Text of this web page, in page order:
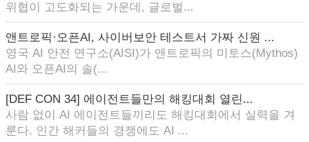
위협이 고도화되는 가운데, 글로벌...
앤트로픽·오픈AI, 사이버보안 테스트서 가짜 신원 ...
영국 AI 안전 연구소(AISI)가 앤트로픽의 미토스(Mythos)
AI와 오픈AI의 솔(...
[DEF CON 34] 에이전트들만의 해킹대회 열린...
사람 없이 AI 에이전트들끼리도 해킹대회에서 실력을 겨
룬다. 인간 해커들의 경쟁에도 AI ...